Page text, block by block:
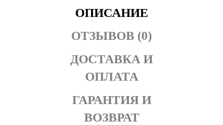
ОПИСАНИЕ
ОТЗЫВОВ (0)
ДОСТАВКА И
ОПЛАТА
ГАРАНТИЯ И
ВОЗВРАТ